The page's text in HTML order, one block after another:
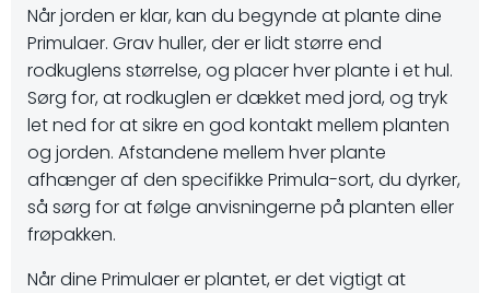
Når jorden er klar, kan du begynde at plante dine
Primulaer. Grav huller, der er lidt større end
rodkuglens størrelse, og placer hver plante i et hul.
Sørg for, at rodkuglen er dækket med jord, og tryk
let ned for at sikre en god kontakt mellem planten
og jorden. Afstandene mellem hver plante
afhænger af den specifikke Primula-sort, du dyrker,
så sørg for at følge anvisningerne på planten eller
frøpakken.
Når dine Primulaer er plantet, er det vigtigt at